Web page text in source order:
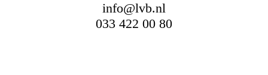
info@lvb.nl
033 422 00 80